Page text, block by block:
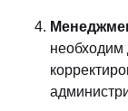
необходим